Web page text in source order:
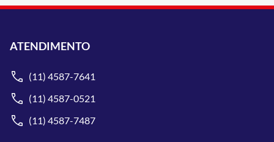
ATENDIMENTO
(11) 4587-7641
(11) 4587-0521
(11) 4587-7487